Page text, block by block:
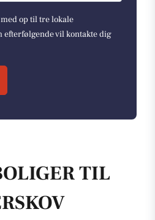
op til tre lokale
efterfølgende vil kontakte dig
TIL